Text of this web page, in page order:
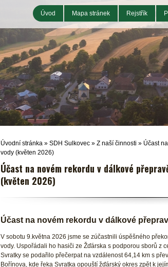
Úvod Mapa stránek Rejstřík
Úvodní stránka » SDH Sulkovec » Z naší činnosti » Účast
vody (květen 2026)
Účast na novém rekordu v dálkové
(květen 2026)
Účast na novém rekordu v dálkové
V sobotu 9.května 2026 jsme se zúčastnili úspěšného
vody. Uspořádali ho hasiči ze Žďárska s podporou sborů z
Svratky se podařilo přečerpat na vzdálenost 64,14 km s
Bořínova, kde řeka Svratka opouští žďárský okres zpět k